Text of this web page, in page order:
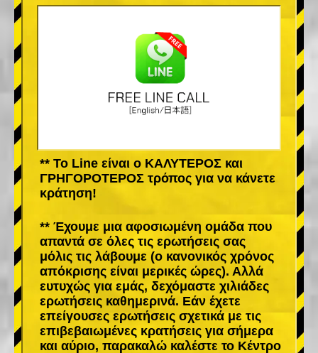
** Το Line είναι ο ΚΑΛΥΤΕΡΟΣ και
ΓΡΗΓΟΡΟΤΕΡΟΣ τρόπος για να κάνετε
κράτηση!
** Έχουμε μια αφοσιωμένη ομάδα που
απαντά σε όλες τις ερωτήσεις σας
μόλις τις λάβουμε (ο κανονικός χρόνος
απόκρισης είναι μερικές ώρες). Αλλά
ευτυχώς για εμάς, δεχόμαστε χιλιάδες
ερωτήσεις καθημερινά. Εάν έχετε
επείγουσες ερωτήσεις σχετικά με τις
επιβεβαιωμένες κρατήσεις για σήμερα
και αύριο, παρακαλώ καλέστε το Κέντρο